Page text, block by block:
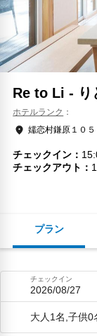
プラン
Re to Li - り
ホテルランク
嬬恋村鎌原１０
チェックイン
チェックアウト
チェックイン
2026/08/27
大人1名,子供0